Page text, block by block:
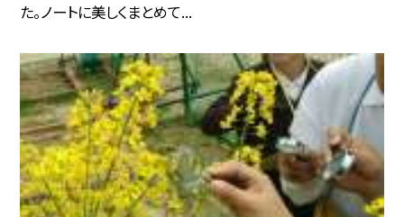
た。ノートに美しくまとめて...